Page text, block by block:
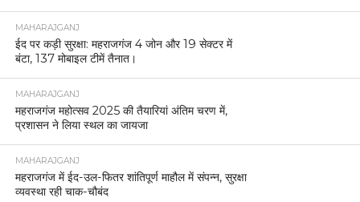
MAHARAJGANJ
ईद पर कड़ी सुरक्षा: महराजगंज 4 जोन और 19 सेक्टर में
बंटा, 137 मोबाइल टीमें तैनात।
MAHARAJGANJ
महराजगंज महोत्सव 2025 की तैयारियां अंतिम चरण में,
प्रशासन ने लिया स्थल का जायजा
MAHARAJGANJ
महराजगंज में ईद-उल-फितर शांतिपूर्ण माहौल में संपन्न, सुरक्षा
व्यवस्था रही चाक-चौबंद